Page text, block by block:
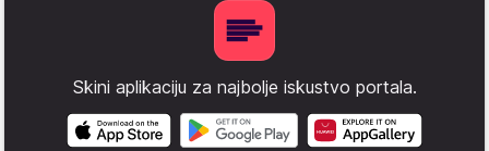
Skini aplikaciju za najbolje iskustvo portala.